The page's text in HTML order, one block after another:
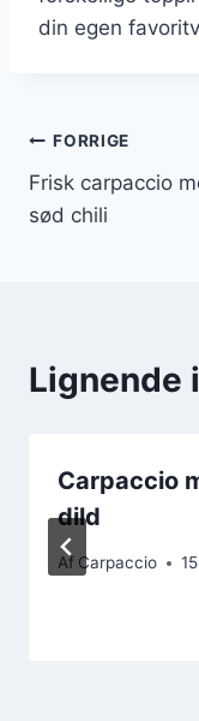
din egen
FORRIGE
Frisk carpaccio
sød chili
Lignende
Carpaccio
dild
Af Carpaccio